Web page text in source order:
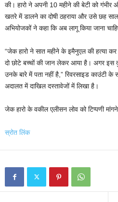
की। हारो ने अपनी 10 महीने की बेटी को गंभीर
खतरे में डालने का दोषी ठहराया और उसे छह
अभियोजकों ने कहा कि अब लागू किया जाना
“जेक हारो ने सात महीने के इमैनुएल की हत्या
दो छोटे बच्चों की जान लेकर आया है। अगर इस
उनके बारे में पता नहीं है,” रिवरसाइड काउंटी के
अदालत में दाखिल दस्तावेजों में लिखा है।
जेक हारो के वकील एलीसन लोव को टिप्पणी
स्रोत लिंक